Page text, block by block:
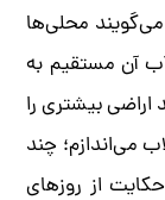
محلی‌ها
آن مستقیم به
اراضی بیشتری را
می‌اندازم؛ چند
از روزهای